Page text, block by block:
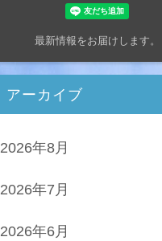
最新情報をお届けします。
アーカイブ
2026年8月
2026年7月
2026年6月